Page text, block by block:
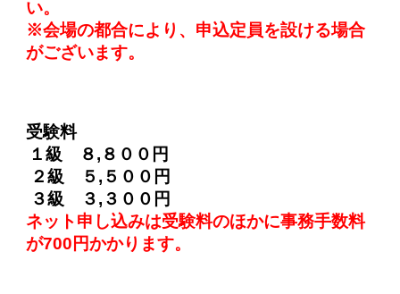
い。
※会場の都合により、申込定員を設ける場合
がございます。
受験料
１級
８,８ ００ 円
２級
５ , ５０ ０円
３級
３, ３０ ０円
ネット申し込みは受験料のほかに事務手数料
が700 円かかります。